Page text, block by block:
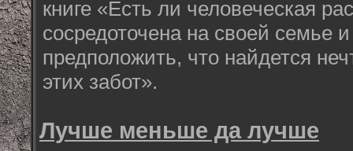
книге «Есть ли человеческая
сосредоточена на своей семье
предположить, что найдется
этих забот».
Лучше меньше да лучше